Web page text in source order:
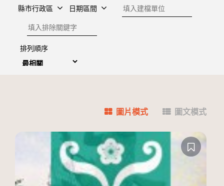
縣市行政區 日期區間
建檔單位
排除關鍵字
排列順序
圖片模式 圖文模式